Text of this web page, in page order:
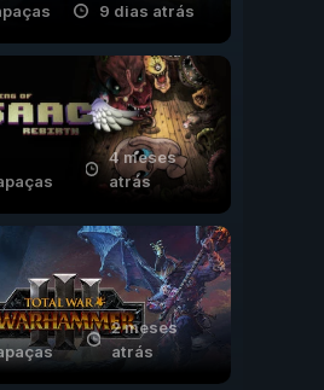
9 dias atrás
4 meses
atrás
2 meses
atrás